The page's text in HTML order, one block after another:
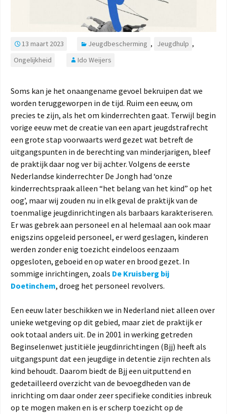
13 maart 2023 Jeugdbescherming , Jeugdhulp ,
Ongelijkheid
Ido Weijers
Soms kan je het onaangename gevoel bekruipen dat we
worden teruggeworpen in de tijd. Ruim een eeuw, om
precies te zijn, als het om kinderrechten gaat. Terwijl begin
vorige eeuw met de creatie van een apart jeugdstrafrecht
een grote stap voorwaarts werd gezet wat betreft de
uitgangspunten in de berechting van minderjarigen, bleef
de praktijk daar nog ver bij achter. Volgens de eerste
Nederlandse kinderrechter De Jongh had ‘onze
kinderrechtspraak alleen “het belang van het kind” op het
oog’, maar wij zouden nu in elk geval de praktijk van de
toenmalige jeugdinrichtingen als barbaars karakteriseren.
Er was gebrek aan personeel en al helemaal aan ook maar
enigszins opgeleid personeel, er werd geslagen, kinderen
werden zonder enig toezicht eindeloos eenzaam
opgesloten, geboeid en op water en brood gezet. In
sommige inrichtingen, zoals De Kruisberg bij
Doetinchem, droeg het personeel revolvers.
Een eeuw later beschikken we in Nederland niet alleen over
unieke wetgeving op dit gebied, maar ziet de praktijk er
ook totaal anders uit. De in 2001 in werking getreden
Beginselenwet justitiële jeugdinrichtingen (Bjj) heeft als
uitgangspunt dat een jeugdige in detentie zijn rechten als
kind behoudt. Daarom biedt de Bjj een uitputtend en
gedetailleerd overzicht van de bevoegdheden van de
inrichting om daar onder zeer specifieke condities inbreuk
op te mogen maken en is er scherp toezicht op de